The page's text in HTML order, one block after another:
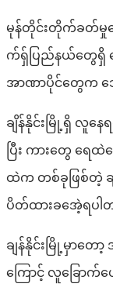
မုန်တိုင်းတိုက်ခတ်မှုက
က်ရှ်ပြည်နယ်တွေရှိ မြ
အာဏာပိုင်တွေက ဘ
ချိန်နိုင်းမြို့ရှိ လူန
ပြီး ကားတွေ ရေ
ထဲက တစ်ခုဖြစ်တဲ့ ခ
ပိတ်ထားခအေဲ့ရပါ
ချန်နိုင်းမြို့မှာတ
ကြောင့် လူခြောက်